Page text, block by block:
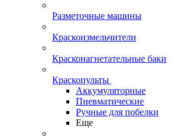
Разметочные машины
Краскоизмельчители
Красконагнетательные баки
Краскопульты
Аккумуляторные
Пневматические
Ручные для побелки
Еще